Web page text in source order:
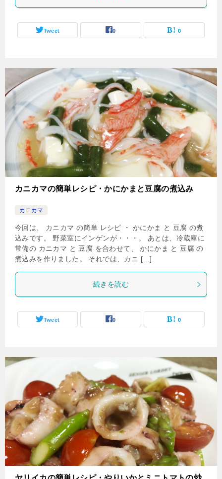
Tweet 0 0
カニカマの簡単レシピ・かにかまと豆腐の煮込み
カニカマ
今回は、 カニカマ の簡単 レシピ ・ かにかま と 豆腐 の煮
込みです。 野菜室にインゲンが・・・。 あとは、冷蔵庫に
常備の カニカマ と 豆腐 を合わせて、 かにかま と 豆腐 の
煮込みを作りました。 それでは、カニ […]
続きを読む
Tweet 0 0